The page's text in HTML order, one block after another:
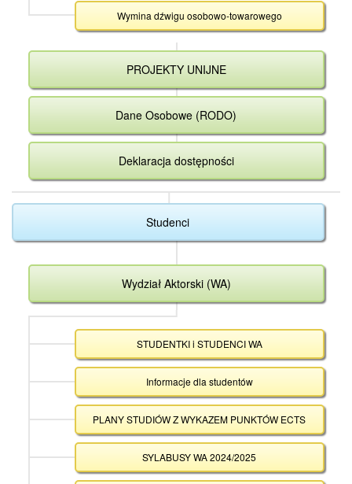
Wymina dźwigu osobowo-towarowego
PROJEKTY UNIJNE
Dane Osobowe (RODO)
Deklaracja dostępności
Studenci
Wydział Aktorski (WA)
STUDENTKI i STUDENCI WA
Informacje dla studentów
PLANY STUDIÓW Z WYKAZEM PUNKTÓW ECTS
SYLABUSY WA 2024/2025